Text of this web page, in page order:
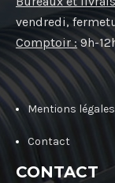
vendredi,
Comptoir : 9h-
Mentions légales
Contact
CONTACT